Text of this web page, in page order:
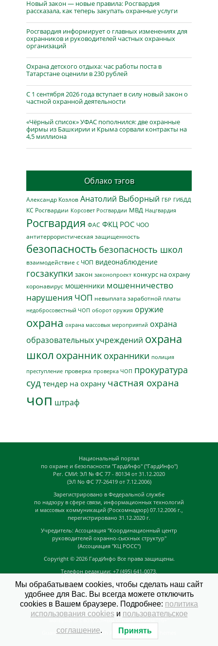
Новый закон — новые правила: Росгвардия
рассказала, как теперь закупать охранные услуги
Росгвардия информирует о главных изменениях для
охранников и руководителей частных охранных
организаций
Охрана детского отдыха: час работы поста в
Татарстане оценили в 230 рублей
С 1 сентября 2026 года вступает в силу новый закон о
частной охранной деятельности
«Чёрный список» УФАС пополнился: две охранные
фирмы из Башкирии и Крыма сорвали контракты на
4,5 миллиона
Облако тэгов
Александр Козлов Анатолий Выборный ГБР ГИБДД
КС Росгвардии Корсовет Росгвардии МВД Нацгвардия
Росгвардия ФАС ФКЦ РОС ЧОО
антитеррористическая защищенность
безопасность безопасность школ
взаимодействие с ЧОП видеонаблюдение
госзакупки закон законопроект конкурс на охрану
коронавирус мошенники мошенничество
нарушения ЧОП невыплата заработной платы
недобросовестный ЧОП оборот оружия оружие
охрана охрана массовых мероприятий охрана
образовательных учреждений охрана
школ охранник охранники полиция
преступление проверка проверка ЧОП прокуратура
суд тендер на охрану частная охрана
чоп штраф
Национальный портал
по охране и безопасности "ГардИнфо" ("ГардИнфо")
Рег. СМИ: ЭЛ № ФС 77 - 80134 от 31.12.2020
(ЭЛ No ФС 77-26419 от 7.12.2006)
Зарегистрировано в Федеральной службе
по надзору в сфере связи, информационных технологий
и массовых коммуникаций (Роскомнадзор) 07.12.2006 г.,
перегистрировано 31.12.2020 г.
Учредитель: Ассоциация "Координационный центр
руководителей охранно-сыскных структур"
(Ассоциация "КЦ РОСС")
Copyright © 2026 ГардИнфо Все права защищены.
Телефон редакции: +7 (495) 641-0073,
news@guardinfo.online
Главный редактор: Кузьмин Д.А.
На сайте могут быть размещены
GuardInfo based on Catch Adaptive byCatch Themes
Мы обрабатываем cookies, чтобы сделать наш сайт
удобнее для Вас. Вы всегда можете отключить
cookies в Вашем браузере. Подробнее: политика
использования cookiesи пользовательское
соглашение. Принять